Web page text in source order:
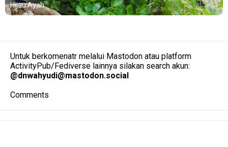
Hijau Ayah
Untuk berkomenatr melalui Mastodon atau platform
ActivityPub/Fediverse lainnya silakan search akun:
@dnwahyudi@mastodon.social
Comments